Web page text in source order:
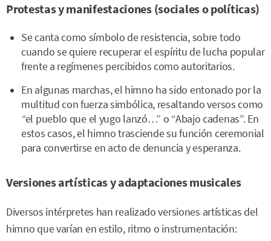
Protestas y manifestaciones (sociales o políticas)
Se canta como símbolo de resistencia, sobre todo
cuando se quiere recuperar el espíritu de lucha popular
frente a regímenes percibidos como autoritarios.
En algunas marchas, el himno ha sido entonado por la
multitud con fuerza simbólica, resaltando versos como
“el pueblo que el yugo lanzó…” o “Abajo cadenas”. En
estos casos, el himno trasciende su función ceremonial
para convertirse en acto de denuncia y esperanza.
Versiones artísticas y adaptaciones musicales
Diversos intérpretes han realizado versiones artísticas del
himno que varían en estilo, ritmo o instrumentación: